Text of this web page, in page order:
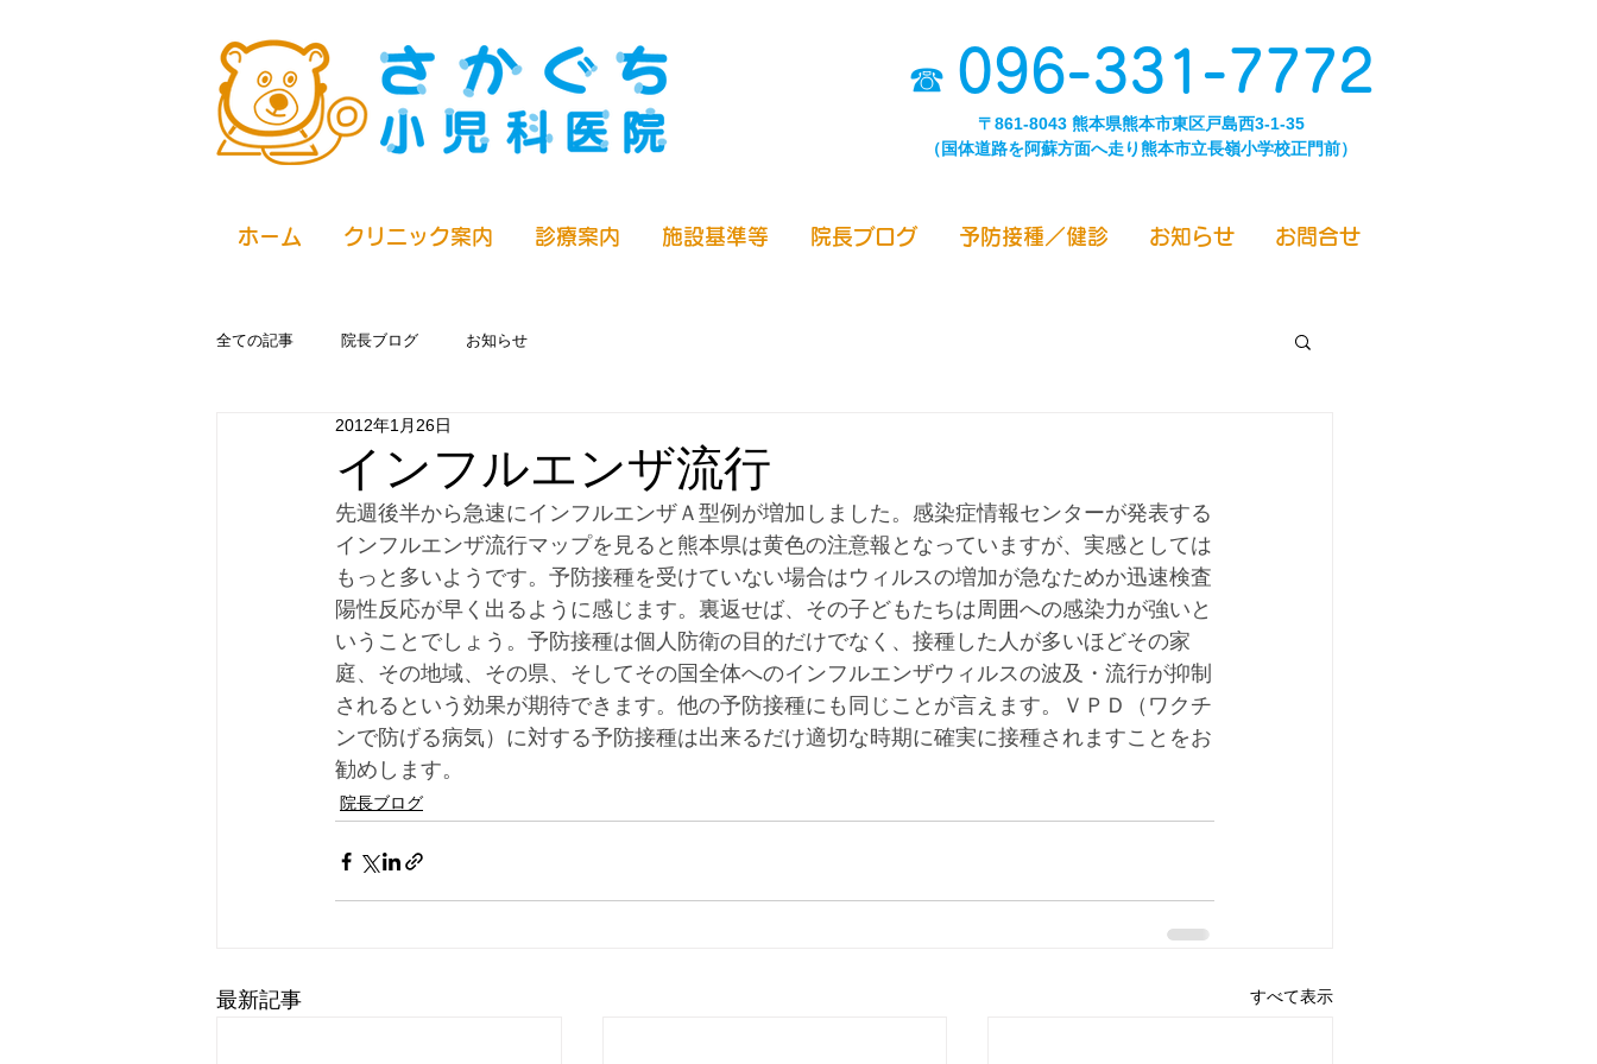
☎ 096-331-7772
〒861-8043 熊本県熊本市東区戸島西3-1-35
（国体道路を阿蘇方面へ走り熊本市立長嶺小学校正門前）
ホーム クリニック案内 診療案内 施設基準等 院長ブログ 予防接種／健診 お知らせ お問合せ
全ての記事 院長ブログ お知らせ
インフルエンザ流行
2012年1月26日
先週後半から急速にインフルエンザＡ型例が増加しました。感染症情報センターが発表する
インフルエンザ流行マップを見ると熊本県は黄色の注意報となっていますが、実感としては
もっと多いようです。予防接種を受けていない場合はウィルスの増加が急なためか迅速検査
陽性反応が早く出るように感じます。裏返せば、その子どもたちは周囲への感染力が強いと
いうことでしょう。予防接種は個人防衛の目的だけでなく、接種した人が多いほどその家
庭、その地域、その県、そしてその国全体へのインフルエンザウィルスの波及・流行が抑制
されるという効果が期待できます。他の予防接種にも同じことが言えます。ＶＰＤ（ワクチ
ンで防げる病気）に対する予防接種は出来るだけ適切な時期に確実に接種されますことをお
勧めします。
院長ブログ
最新記事 すべて表示